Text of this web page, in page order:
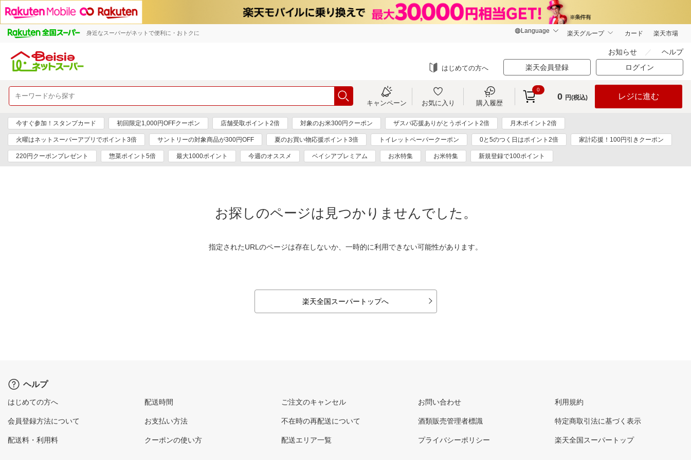
身近なスーパーがネットで便利に・おトクに 楽天グループ カード 楽天市場
お知らせ ヘルプ
はじめての方へ 楽天会員登録 ログイン
キャンペーン お気に入り 購入履歴
0
0 円(税込) レジに進む
今すぐ参加！スタンプカード 初回限定1,000円OFFクーポン 店舗受取ポイント2倍 対象のお米300円クーポン ザスパ応援ありがとうポイント2倍 月木ポイント2倍
火曜はネットスーパーアプリでポイント3倍 サントリーの対象商品が300円OFF 夏のお買い物応援ポイント3倍 トイレットペーパークーポン 0と5のつく日はポイント2倍 家計応援！100円引きクーポン
220円クーポンプレゼント 惣菜ポイント5倍 最大1000ポイント 今週のオススメ ベイシアプレミアム お水特集 お米特集 新規登録で100ポイント
お探しのページは見つかりませんでした。
指定されたURLのページは存在しないか、一時的に利用できない可能性があります。
楽天全国スーパートップへ
ヘルプ
はじめての方へ
会員登録方法について
配送料・利用料
配送時間
お支払い方法
クーポンの使い方
ご注文のキャンセル
不在時の再配送について
配送エリア一覧
お問い合わせ
酒類販売管理者標識
プライバシーポリシー
利用規約
特定商取引法に基づく表示
楽天全国スーパートップ